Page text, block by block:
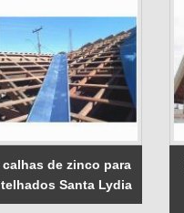
calhas de zinco para
telhados Santa Lydia